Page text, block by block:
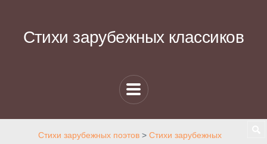
Стихи зарубежных классиков
Стихи зарубежных поэтов > Стихи зарубежных